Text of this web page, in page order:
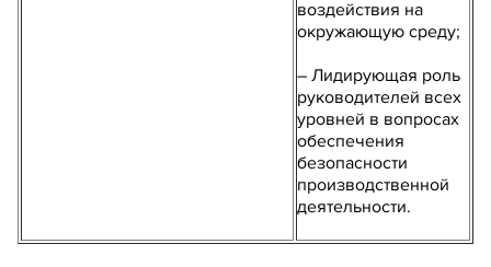
воздействия на
окружающую среду;
– Лидирующая роль
руководителей всех
уровней в вопросах
обеспечения
безопасности
производственной
деятельности.